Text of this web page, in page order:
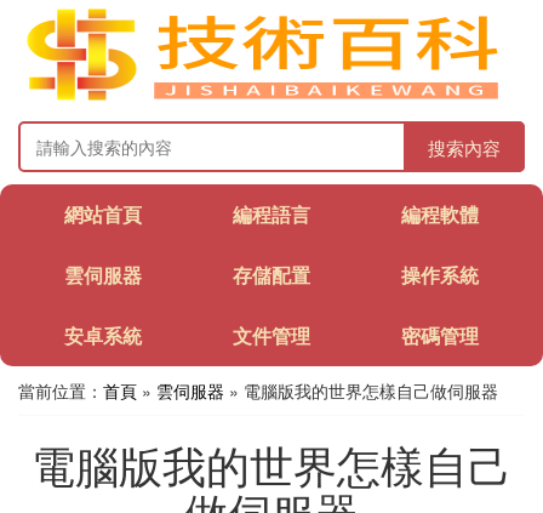
搜索內容
網站首頁 編程語言 編程軟體
雲伺服器 存儲配置 操作系統
安卓系統 文件管理 密碼管理
當前位置： 首頁 » 雲伺服器 » 電腦版我的世界怎樣自己做伺服器
電腦版我的世界怎樣自己